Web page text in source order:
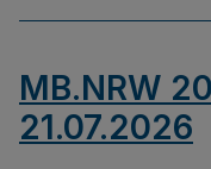
MB.NRW
21.07.2026